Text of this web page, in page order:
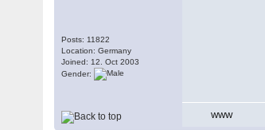
Posts: 11822
Location: Germany
Joined: 12. Oct 2003
Gender:
WWW